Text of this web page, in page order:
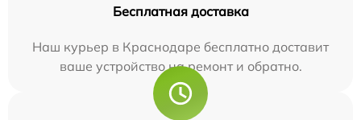
Бесплатная доставка
Наш курьер в Краснодаре бесплатно доставит
ваше устройство на ремонт и обратно.